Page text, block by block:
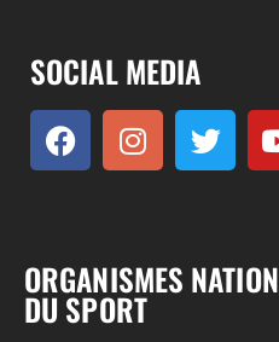
SOCIAL MEDIA
ORGANISMES
DU SPORT